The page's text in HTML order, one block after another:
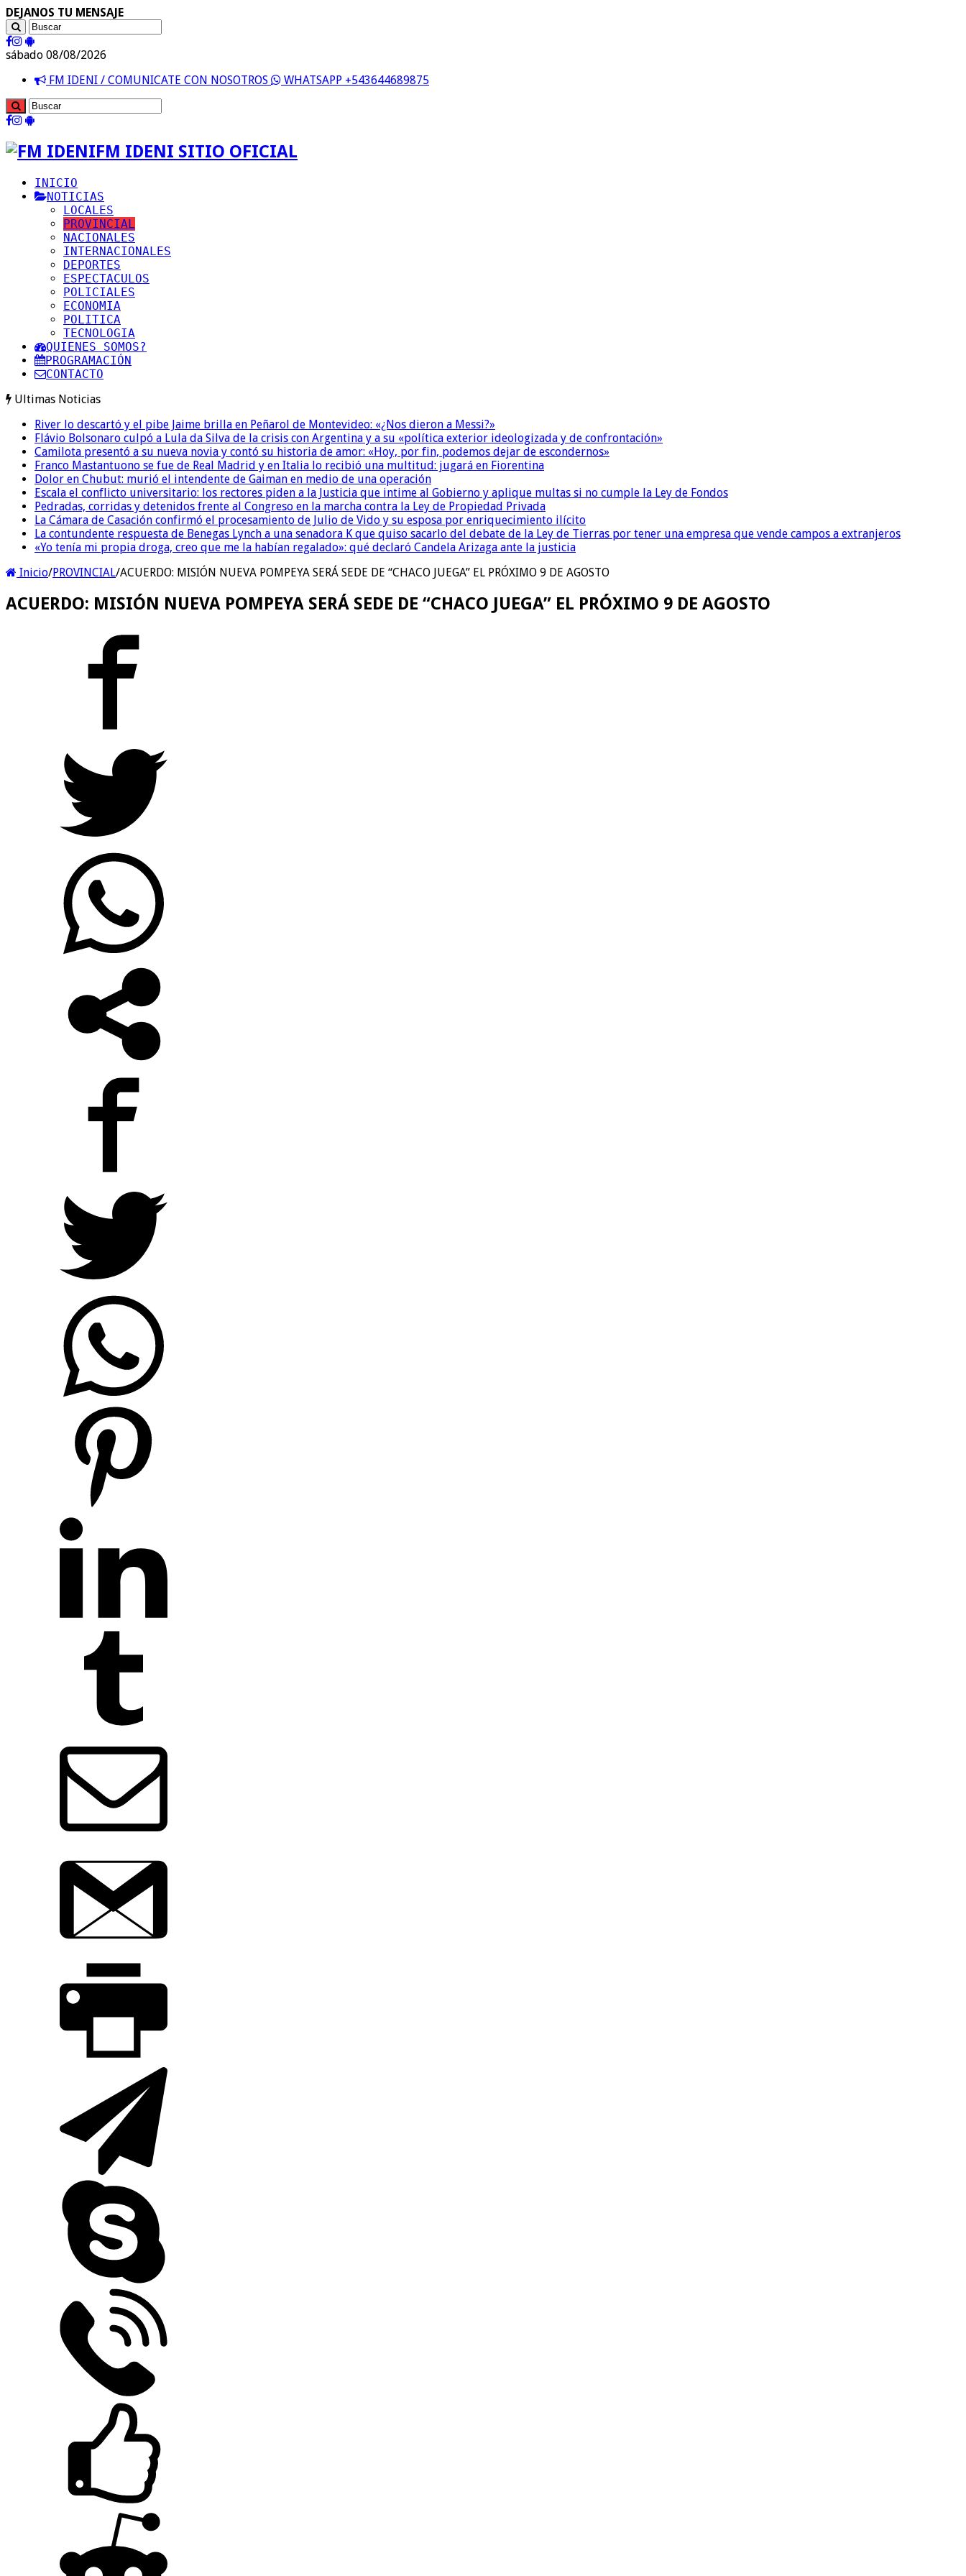
DEJANOS TU MENSAJE
sábado 08/08/2026
FM IDENI / COMUNICATE CON NOSOTROS
WHATSAPP +543644689875
FM IDENI SITIO OFICIAL
INICIO
NOTICIAS
LOCALES
PROVINCIAL
NACIONALES
INTERNACIONALES
DEPORTES
ESPECTACULOS
POLICIALES
ECONOMIA
POLITICA
TECNOLOGIA
QUIENES SOMOS?
PROGRAMACIÓN
CONTACTO
Ultimas Noticias
River lo descartó y el pibe Jaime brilla en Peñarol de Montevideo: «¿Nos dieron a Messi?»
Flávio Bolsonaro culpó a Lula da Silva de la crisis con Argentina y a su «política exterior ideologizada y de confrontación»
Camilota presentó a su nueva novia y contó su historia de amor: «Hoy, por fin, podemos dejar de escondernos»
Franco Mastantuono se fue de Real Madrid y en Italia lo recibió una multitud: jugará en Fiorentina
Dolor en Chubut: murió el intendente de Gaiman en medio de una operación
Escala el conflicto universitario: los rectores piden a la Justicia que intime al Gobierno y aplique multas si no cumple la Ley de Fondos
Pedradas, corridas y detenidos frente al Congreso en la marcha contra la Ley de Propiedad Privada
La Cámara de Casación confirmó el procesamiento de Julio de Vido y su esposa por enriquecimiento ilícito
La contundente respuesta de Benegas Lynch a una senadora K que quiso sacarlo del debate de la Ley de Tierras por tener una empresa que vende campos a extranjeros
«Yo tenía mi propia droga, creo que me la habían regalado»: qué declaró Candela Arizaga ante la justicia
Inicio/PROVINCIAL/ACUERDO: MISIÓN NUEVA POMPEYA SERÁ SEDE DE “CHACO JUEGA” EL PRÓXIMO 9 DE AGOSTO
ACUERDO: MISIÓN NUEVA POMPEYA SERÁ SEDE DE “CHACO JUEGA” EL PRÓXIMO 9 DE AGOSTO